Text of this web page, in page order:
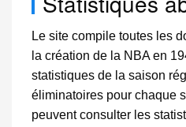
Le site compile toutes les
la création de la NBA en
statistiques de la saison
éliminatoires pour chaque
peuvent consulter les